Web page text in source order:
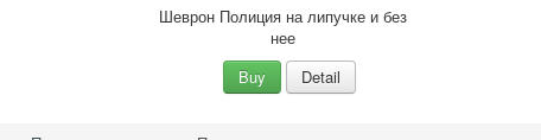
Шеврон Полиция на липучке и без
нее
Buy
Detail